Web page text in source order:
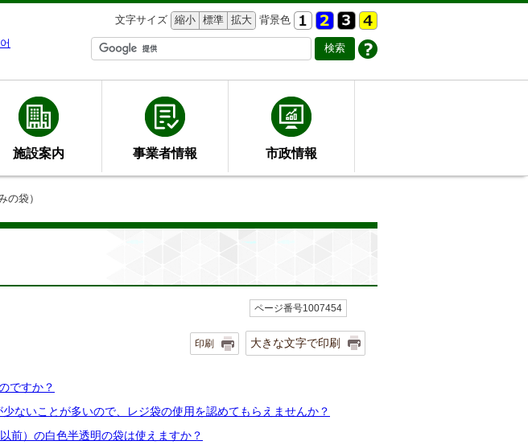
文字サイズ 縮小 標準 拡大 背景色
施設案内 事業者情報 市政情報
の袋）
ページ番号1007454
印刷 大きな文字で印刷
ですか？
少ないことが多いので、レジ袋の使用を認めてもらえませんか？
前）の白色半透明の袋は使えますか？